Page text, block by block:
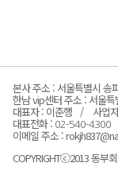
본사 주소 : 서울특별시 송
한남 vip센터 주소 : 서울
대표자 : 이준행 사업
대표전화 : 02-540-4300
이메일 주소 :
COPYRIGHTⓒ2013 동부회